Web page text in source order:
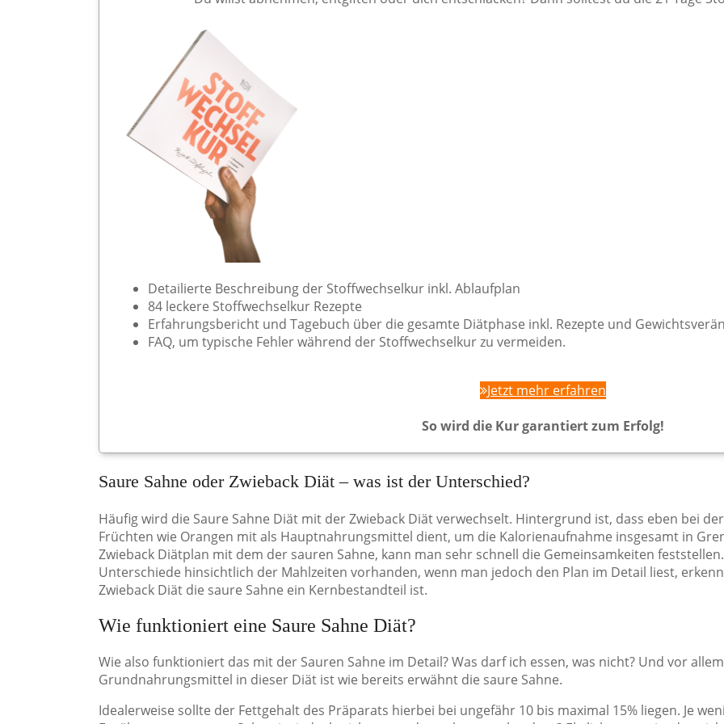
Detailierte Beschreibung der Stoffwechselkur inkl. Ablaufplan
84 leckere Stoffwechselkur Rezepte
Erfahrungsbericht und Tagebuch über die gesamte Diätphase inkl. Rezepte und
FAQ, um typische Fehler während der Stoffwechselkur zu vermeiden.
Jetzt mehr erfahren
So wird die Kur garantiert zum Erfolg!
Saure Sahne oder Zwieback Diät – was ist der Unterschied?
Häufig wird die Saure Sahne Diät mit der Zwieback Diät verwechselt. Hintergrund ist, dass eben bei
Früchten wie Orangen mit als Hauptnahrungsmittel dient, um die Kalorienaufnahme insgesamt in
Zwieback Diätplan mit dem der sauren Sahne, kann man sehr schnell die Gemeinsamkeiten
Unterschiede hinsichtlich der Mahlzeiten vorhanden, wenn man jedoch den Plan im Detail liest,
Zwieback Diät die saure Sahne ein Kernbestandteil ist.
Wie funktioniert eine Saure Sahne Diät?
Wie also funktioniert das mit der Sauren Sahne im Detail? Was darf ich essen, was nicht? Und vor
Grundnahrungsmittel in dieser Diät ist wie bereits erwähnt die saure Sahne.
Idealerweise sollte der Fettgehalt des Präparats hierbei bei ungefähr 10 bis maximal 15% liegen. Je